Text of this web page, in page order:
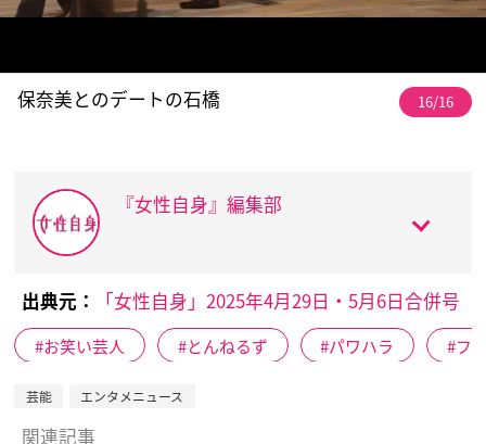
保奈美とのデートの石橋 16/16
『女性自身』編集部
出典元： 「女性自身」2025年4月29日・5月6日合併号
お笑い芸人 とんねるず パワハラ フ
芸能 エンタメニュース
関連記事